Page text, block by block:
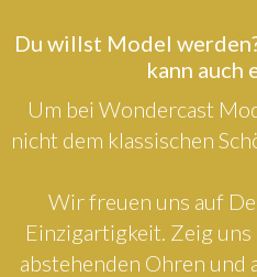
Du willst Model
kann auch
Um bei Wondercast
nicht dem klassischen
Wir freuen uns auf
Einzigartigkeit. Zeig
abstehenden Ohren und